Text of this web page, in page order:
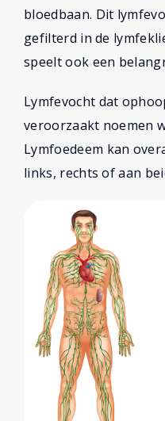
bloedbaan. Dit
gefilterd in de
speelt ook een
Lymfevocht dat
veroorzaakt noemen
Lymfoedeem kan
links, rechts of aan